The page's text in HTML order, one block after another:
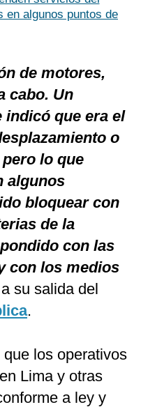
en algunos puntos de
de motores,
cabo. Un
indicó que era el
o
lo que
algunos
bloquear con
de la
con las
con los medios
su salida del
.
los operativos
Lima y otras
a ley y